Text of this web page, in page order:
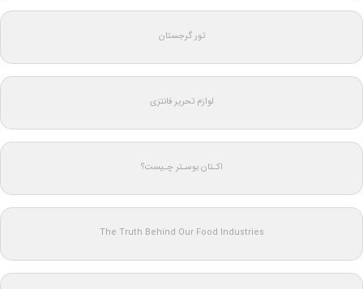
تور گرجستان
لوازم تحریر فانتزی
اکـتان بوسـتر چـیست؟
The Truth Behind Our Food Industries